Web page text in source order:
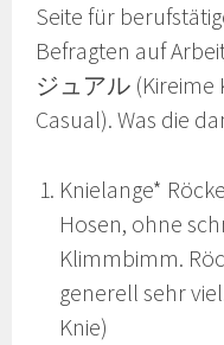
Seite für
Befragten auf
ジュアル (Kireime
Casual). Was die
Knielange*
Hosen, ohne
Klimmbimm.
generell sehr
Knie)